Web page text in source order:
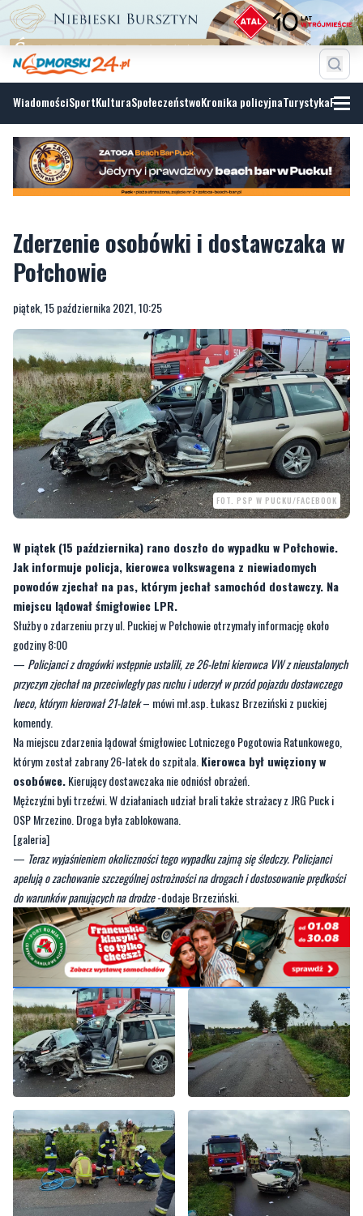
WiadomościSportKulturaSpołeczeństwoKronika policyjnaTurystyka
Zderzenie osobówki i dostawczaka w
Połchowie
piątek, 15 października 2021, 10:25
FOT. PSP W PUCKU/FACEBOOK
W piątek (15 października) rano doszło do wypadku w Połchowie.
Jak informuje policja, kierowca volkswagena z niewiadomych
powodów zjechał na pas, którym jechał samochód dostawczy. Na
miejscu lądował śmigłowiec LPR.
Służby o zdarzeniu przy ul. Puckiej w Połchowie otrzymały informację około
godziny 8:00
— Policjanci z drogówki wstępnie ustalili, ze 26-letni kierowca VW z nieustalonych
przyczyn zjechał na przeciwległy pas ruchu i uderzył w przód pojazdu dostawczego
Iveco, którym kierował 21-latek– mówi mł.asp. Łukasz Brzeziński z puckiej
komendy.
Na miejscu zdarzenia lądował śmigłowiec Lotniczego Pogotowia Ratunkowego,
którym został zabrany 26-latek do szpitala. Kierowca był uwięziony w
osobówce.Kierujący dostawczaka nie odniósł obrażeń.
Mężczyźni byli trzeźwi. W działaniach udział brali także strażacy z JRG Puck i
OSP Mrzezino. Droga była zablokowana.
[galeria]
— Teraz wyjaśnieniem okoliczności tego wypadku zajmą się śledczy. Policjanci
apelują o zachowanie szczególnej ostrożności na drogach i dostosowanie prędkości
do warunków panujących na drodze-dodaje Brzeziński.